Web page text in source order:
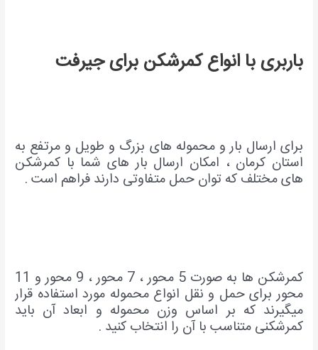
باربری با انواع کمرشکن برای جیرفت
برای ارسال بار و محموله های بزرگ و طویل و مرتفع به
استان کرمان ، امکان ارسال بار های شما با کمرشکن
های مختلف که توان حمل متفاوتی دارند فراهم است .
کمرشکن ها به صورت 5 محور ، 7 محور ، 9 محور و 11
محور برای حمل و نقل انواع محموله مورد استفاده قرار
میگیرند که بر اساس وزن محموله و ابعاد آن باید
کمرشکنی متناسب با آن را انتخاب کنید .